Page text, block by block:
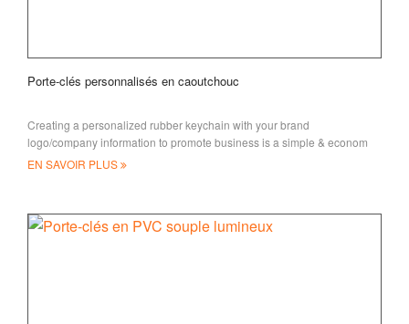
Porte-clés personnalisés en caoutchouc
Creating a personalized rubber keychain with your brand
logo/company information to promote business is a simple & econom
EN SAVOIR PLUS